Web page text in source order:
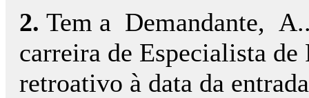
2. Tem a Demandante,
carreira de Especialista
retroativo à data da